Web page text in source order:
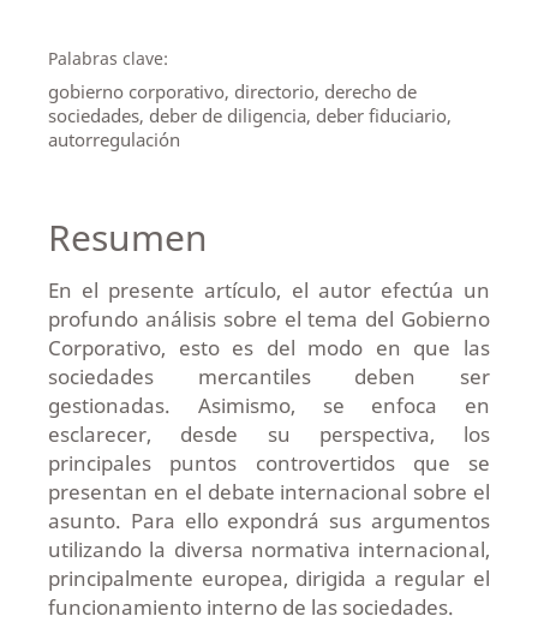
Palabras clave:
gobierno corporativo, directorio, derecho de
sociedades, deber de diligencia, deber fiduciario,
autorregulación
Resumen
En el presente artículo, el autor efectúa un
profundo análisis sobre el tema del Gobierno
Corporativo, esto es del modo en que las
sociedades mercantiles deben ser
gestionadas. Asimismo, se enfoca en
esclarecer, desde su perspectiva, los
principales puntos controvertidos que se
presentan en el debate internacional sobre el
asunto. Para ello expondrá sus argumentos
utilizando la diversa normativa internacional,
principalmente europea, dirigida a regular el
funcionamiento interno de las sociedades.